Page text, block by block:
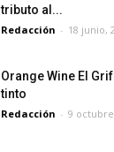
tributo al...
Redacción - 18 junio,
Orange Wine El
tinto
Redacción - 9